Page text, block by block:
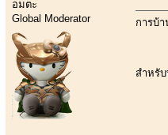
อมตะ
Global Moderator
การบ้
สำหรั